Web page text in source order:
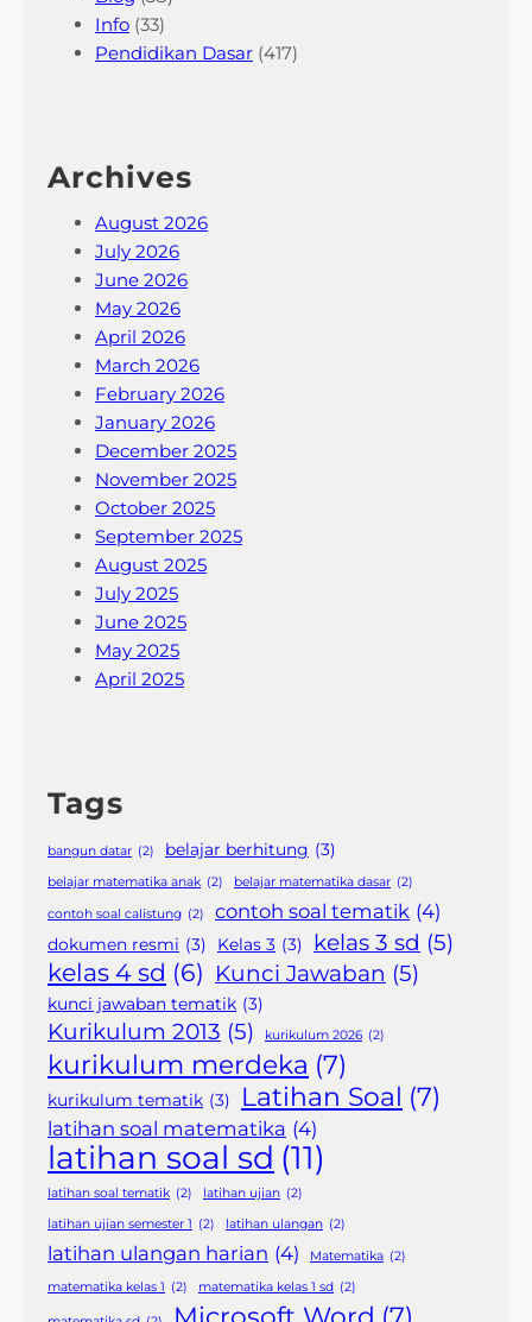
Info (33)
Pendidikan Dasar (417)
Archives
August 2026
July 2026
June 2026
May 2026
April 2026
March 2026
February 2026
January 2026
December 2025
November 2025
October 2025
September 2025
August 2025
July 2025
June 2025
May 2025
April 2025
Tags
bangun datar (2) belajar berhitung (3)
belajar matematika anak (2) belajar matematika dasar (2)
contoh soal calistung (2) contoh soal tematik (4)
dokumen resmi (3) Kelas 3 (3) kelas 3 sd (5)
kelas 4 sd (6) Kunci Jawaban (5)
kunci jawaban tematik (3)
Kurikulum 2013 (5) kurikulum 2026 (2)
kurikulum merdeka (7)
kurikulum tematik (3) Latihan Soal (7)
latihan soal matematika (4)
latihan soal sd (11)
latihan soal tematik (2) latihan ujian (2)
latihan ujian semester 1 (2) latihan ulangan (2)
latihan ulangan harian (4) Matematika (2)
matematika kelas 1 (2) matematika kelas 1 sd (2)